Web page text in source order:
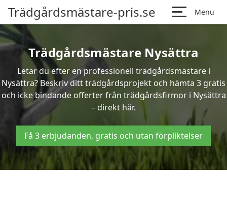
Trädgårdsmästare-pris.se Menu
Trädgårdsmästare Nysättra
Letar du efter en professionell trädgårdsmästare i
Nysättra? Beskriv ditt trädgårdsprojekt och hämta 3 gratis
och icke bindande offerter från trädgårdsfirmor i Nysättra
– direkt här.
Få 3 erbjudanden, gratis och utan förpliktelser